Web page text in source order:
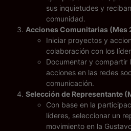
sus inquietudes y
comunidad.
Acciones Comunitarias (Mes
Iniciar proyectos y
colaboración con los
Documentar y compartir
acciones en las redes
comunicación.
Selección de Representante
Con base en la
líderes, seleccionar un
movimiento en la